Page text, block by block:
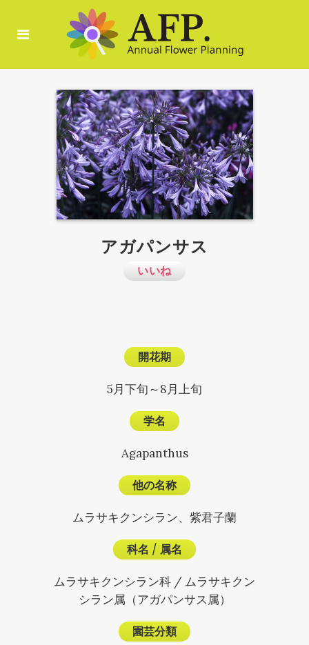
アガパンサス
いいね
開花期
5月下旬～8月上旬
学名
Agapanthus
他の名称
ムラサキクンシラン、紫君子蘭
科名 / 属名
ムラサキクンシラン科 / ムラサキクン
シラン属（アガパンサス属）
園芸分類